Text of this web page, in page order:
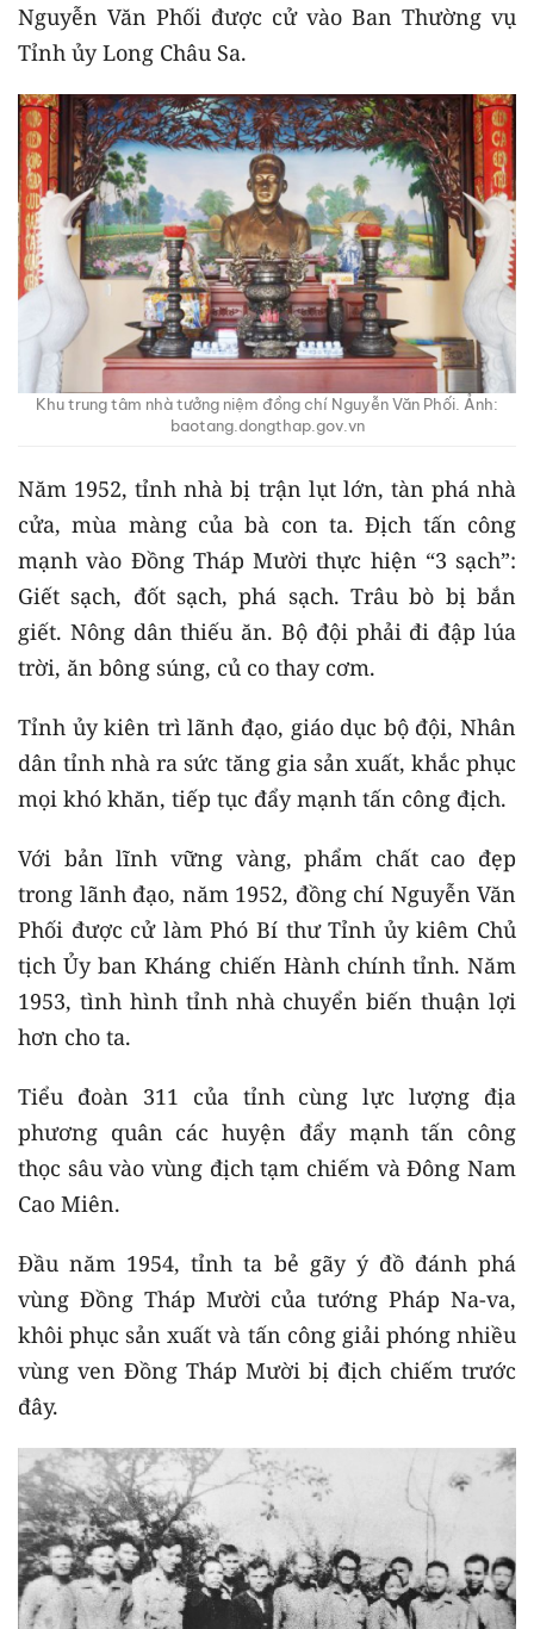
Nguyễn Văn Phối được cử vào Ban Thường vụ
Tỉnh ủy Long Châu Sa.
Khu trung tâm nhà tưởng niệm đồng chí Nguyễn Văn Phối. Ảnh:
baotang.dongthap.gov.vn
Năm 1952, tỉnh nhà bị trận lụt lớn, tàn phá nhà
cửa, mùa màng của bà con ta. Địch tấn công
mạnh vào Đồng Tháp Mười thực hiện “3 sạch”:
Giết sạch, đốt sạch, phá sạch. Trâu bò bị bắn
giết. Nông dân thiếu ăn. Bộ đội phải đi đập lúa
trời, ăn bông súng, củ co thay cơm.
Tỉnh ủy kiên trì lãnh đạo, giáo dục bộ đội, Nhân
dân tỉnh nhà ra sức tăng gia sản xuất, khắc phục
mọi khó khăn, tiếp tục đẩy mạnh tấn công địch.
Với bản lĩnh vững vàng, phẩm chất cao đẹp
trong lãnh đạo, năm 1952, đồng chí Nguyễn Văn
Phối được cử làm Phó Bí thư Tỉnh ủy kiêm Chủ
tịch Ủy ban Kháng chiến Hành chính tỉnh. Năm
1953, tình hình tỉnh nhà chuyển biến thuận lợi
hơn cho ta.
Tiểu đoàn 311 của tỉnh cùng lực lượng địa
phương quân các huyện đẩy mạnh tấn công
thọc sâu vào vùng địch tạm chiếm và Đông Nam
Cao Miên.
Đầu năm 1954, tỉnh ta bẻ gãy ý đồ đánh phá
vùng Đồng Tháp Mười của tướng Pháp Na-va,
khôi phục sản xuất và tấn công giải phóng nhiều
vùng ven Đồng Tháp Mười bị địch chiếm trước
đây.